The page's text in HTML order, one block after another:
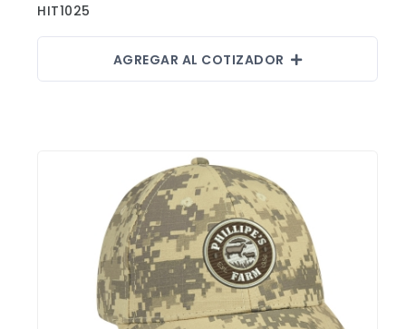
HIT1025
AGREGAR AL COTIZADOR